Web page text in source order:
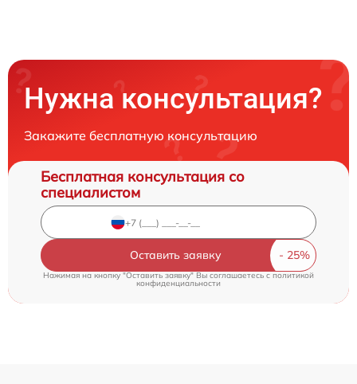
Нужна консультация?
Закажите бесплатную консультацию
Бесплатная консультация со
специалистом
Оставить заявку
Нажимая на кнопку "Оставить заявку" Вы соглашаетесь cполитикой
конфиденциальности